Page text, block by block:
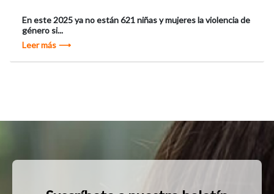
En este 2025 ya no están 621 niñas y mujeres la violencia de
género si...
Leer más